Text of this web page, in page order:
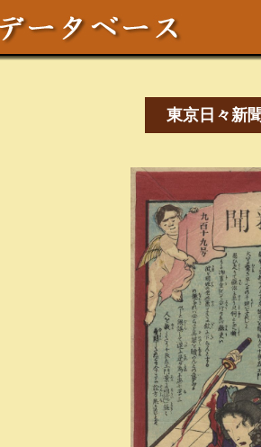
東京日々新